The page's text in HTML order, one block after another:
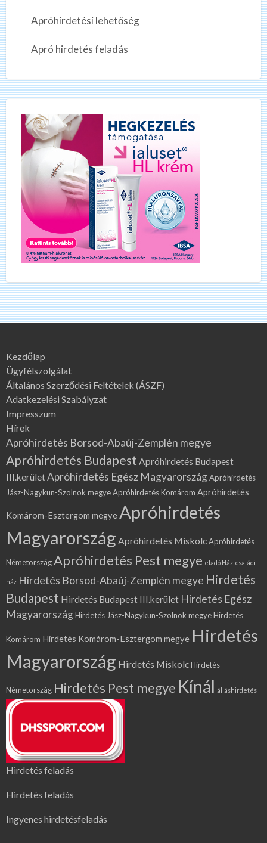
Apróhirdetési lehetőség
Apró hirdetés feladás
Kezdőlap
Ügyfélszolgálat
Általános Szerződési Feltételek (ÁSZF)
Adatkezelési Szabályzat
Impresszum
Hírek
Apróhirdetés Borsod-Abaúj-Zemplén megye
Apróhirdetés Budapest Apróhirdetés Budapest
III.kerületApróhirdetés Egész MagyarországApróhirdetés
Jász-Nagykun-Szolnok megyeApróhirdetés Komárom Apróhirdetés
Komárom-Esztergom megye Apróhirdetés
Magyarország Apróhirdetés MiskolcApróhirdetés
NémetországApróhirdetés Pest megye eladó Ház-családi
ház Hirdetés Borsod-Abaúj-Zemplén megye Hirdetés
Budapest Hirdetés Budapest III.kerület Hirdetés Egész
MagyarországHirdetés Jász-Nagykun-Szolnok megyeHirdetés
Komárom Hirdetés Komárom-Esztergom megye Hirdetés
Magyarország Hirdetés MiskolcHirdetés
Németország Hirdetés Pest megye Kínál álláshirdetés
Hirdetés feladás
Hirdetés feladás
Ingyenes hirdetésfeladás